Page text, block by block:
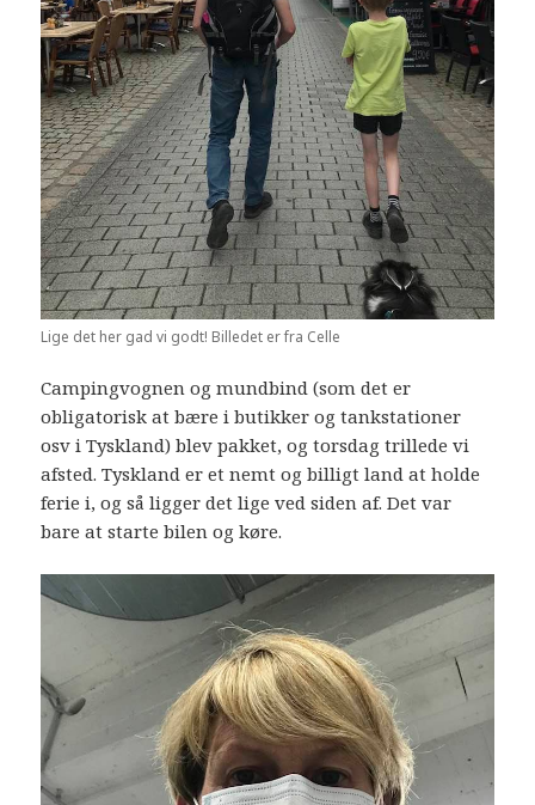
Lige det her gad vi godt! Billedet er fra Celle
Campingvognen og mundbind (som det er
obligatorisk at bære i butikker og tankstationer
osv i Tyskland) blev pakket, og torsdag trillede vi
afsted. Tyskland er et nemt og billigt land at holde
ferie i, og så ligger det lige ved siden af. Det var
bare at starte bilen og køre.